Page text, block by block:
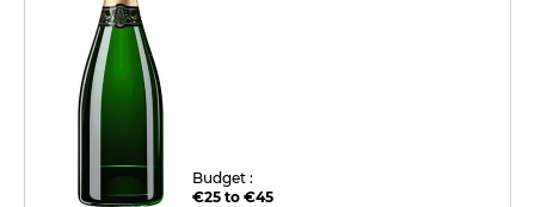
Budget :
€25 to €45